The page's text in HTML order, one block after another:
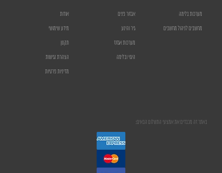
מערכות בלימה
מחשבים לניהול מחשבים
אבזור פנים
גיר והינע
מערכות אגזוז
היגוי ובלימה
אודות
מידע שימושי
תקנון
הצהרת נגישות
מדיניות פרטיות
באתר זה מכבדים את אמצעי התשלום הבאים: